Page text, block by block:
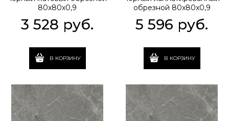
80x80x0,9
3 528 руб.
В КОРЗИНУ
обрезной 80x80x0,9
5 596 руб.
В КОРЗИНУ